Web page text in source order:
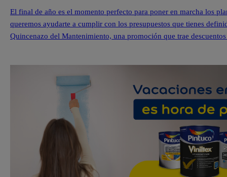
El final de año es el momento perfecto para poner en marcha los
queremos ayudarte a cumplir con los presupuestos que tienes
Quincenazo del Mantenimiento, una promoción que trae